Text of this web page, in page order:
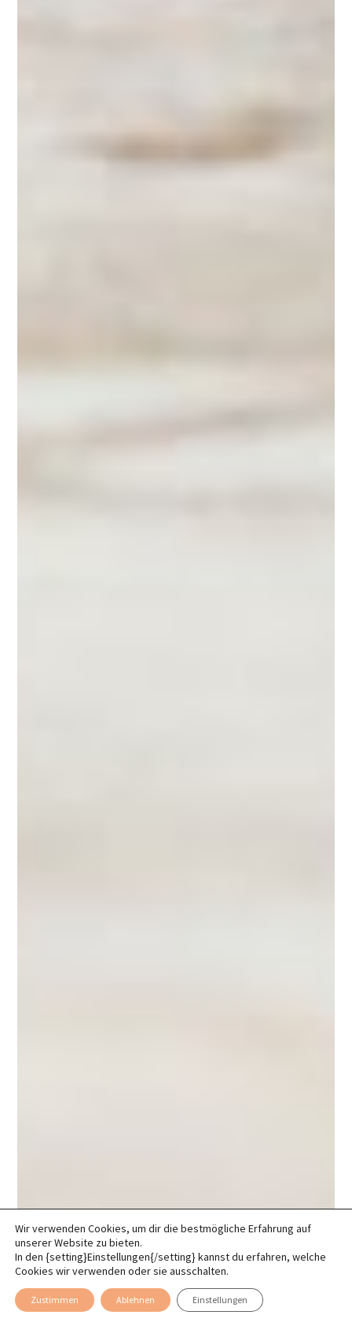
Wir verwenden Cookies, um dir die bestmögliche Erfahrung auf
unserer Website zu bieten.
In den {setting}Einstellungen{/setting} kannst du erfahren, welche
Cookies wir verwenden oder sie ausschalten.
Zustimmen Ablehnen Einstellungen